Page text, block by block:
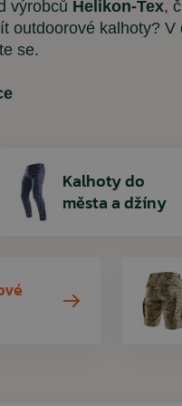
Triko Quick-
digital
260,00 Kč
208,00 Kč
Dámské
330,00 Kč
281,00 Kč
Rolnička
155,00 Kč
Kalhoty BDU
olive
1 707,00 Kč
výrobců Helikon-Tex,
outdoorové kalhoty?
se.
Kalhoty do
města a džíny